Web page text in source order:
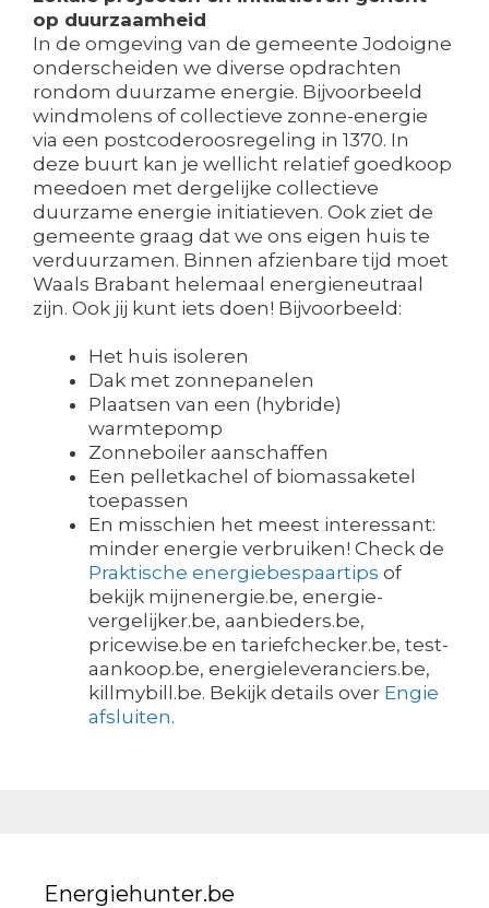
op duurzaamheid
In de omgeving van de gemeente Jodoigne
onderscheiden we diverse opdrachten
rondom duurzame energie. Bijvoorbeeld
windmolens of collectieve zonne-energie
via een postcoderoosregeling in 1370. In
deze buurt kan je wellicht relatief goedkoop
meedoen met dergelijke collectieve
duurzame energie initiatieven. Ook ziet de
gemeente graag dat we ons eigen huis te
verduurzamen. Binnen afzienbare tijd moet
Waals Brabant helemaal energieneutraal
zijn. Ook jij kunt iets doen! Bijvoorbeeld:
Het huis isoleren
Dak met zonnepanelen
Plaatsen van een (hybride)
warmtepomp
Zonneboiler aanschaffen
Een pelletkachel of biomassaketel
toepassen
En misschien het meest interessant:
minder energie verbruiken! Check de
Praktische energiebespaartips of
bekijk mijnenergie.be, energie-
vergelijker.be, aanbieders.be,
pricewise.be en tariefchecker.be, test-
aankoop.be, energieleveranciers.be,
killmybill.be. Bekijk details over Engie
afsluiten.
Energiehunter.be